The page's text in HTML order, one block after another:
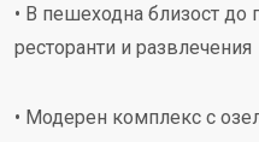
• В пешеходна близост до
ресторанти и развлечения
• Модерен комплекс с